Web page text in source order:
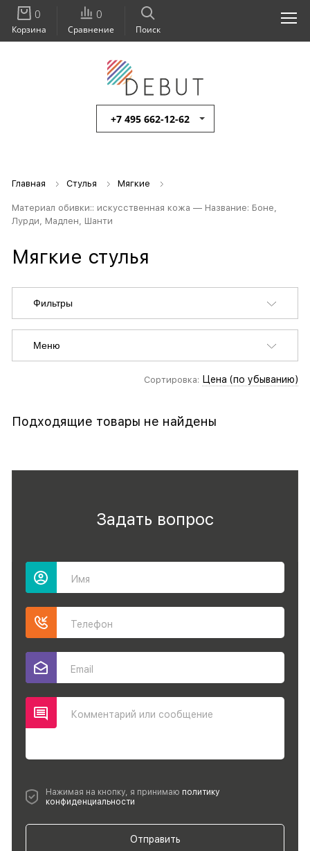
+7 495 662-12-62
Поиск
0
Сравнение
0
Корзина
Главная Стулья Мягкие
Материал обивки:: искусственная кожа — Название: Боне,
Лурди, Мадлен, Шанти
Мягкие стулья
Фильтры
Меню
Сортировка: Цена (по убыванию)
Подходящие товары не найдены
Задать вопрос
Имя
Телефон
Email
Комментарий или сообщение
Нажимая на кнопку, я принимаю политику
конфиденциальности
Отправить